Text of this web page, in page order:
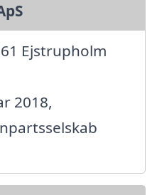
Ejstrupholm
2018,